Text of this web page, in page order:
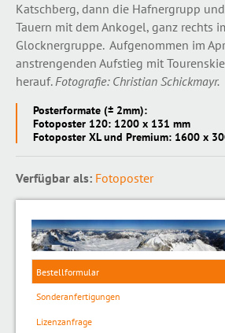
Katschberg, dann die Hafnergrupp
Tauern mit dem Ankogel, ganz rechts
Glocknergruppe. Aufgenommen im
anstrengenden Aufstieg mit
herauf.Fotografie: Christian Schickmayr.
Posterformate (± 2mm):
Fotoposter 120: 1200 x 131 mm
Fotoposter XL und Premium: 1600 x
Verfügbar als: Fotoposter
Bestellformular
Sonderanfertigungen
Lizenzanfrage